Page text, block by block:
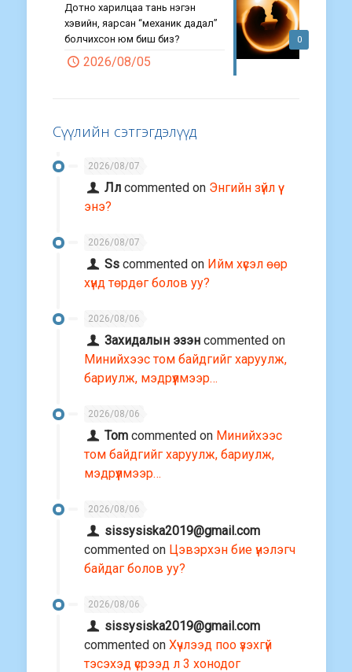
0
Дотно харилцаа тань нэгэн
хэвийн, яарсан “механик дадал”
болчихсон юм биш биз?
2026/08/05
Сүүлийн сэтгэгдэлүүд
2026/08/07
Лл commented on Энгийн зүйл үү
энэ?
2026/08/07
Ss commented on Ийм хүсэл өөр
хүнд төрдөг болов уу?
2026/08/06
Захидалын эзэн commented on
Минийхээс том байдгийг харуулж,
бариулж, мэдрүүлмээр…
2026/08/06
Tom commented on Минийхээс
том байдгийг харуулж, бариулж,
мэдрүүлмээр…
2026/08/06
sissysiska2019@gmail.com
commented on Цэвэрхэн бие үнэлэгч
байдаг болов уу?
2026/08/06
sissysiska2019@gmail.com
commented on Хүчлээд поо үзэхгүй
тэсэхэд үсрээд л 3 хонодог